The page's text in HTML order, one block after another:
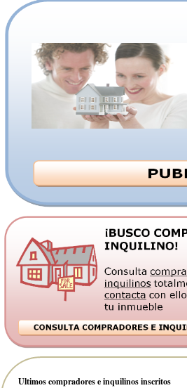
Ultimos compradores e inquilinos inscritos